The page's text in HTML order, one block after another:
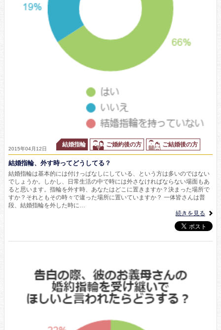
2015年04月12日
結婚指輪 ご婚約後の方 ご結婚後の方
結婚指輪、外す時ってどうしてる？
結婚指輪は基本的には付けっぱなしにしている、という方は多いのではない
でしょうか。しかし、日常生活の中で時には外さなければならない場面もあ
ると思います。指輪を外す時、あなたはどこに置きますか？決まった場所で
すか？それともその時々で違った場所に置いていますか？ 一体皆さんは普
段、結婚指輪を外した時に…
続きを見る